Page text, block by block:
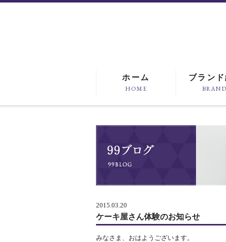
ホーム
HOME
ブラン
2015.03.20
ケーキ屋さん体験のお知らせ
みなさま、おはようございます。